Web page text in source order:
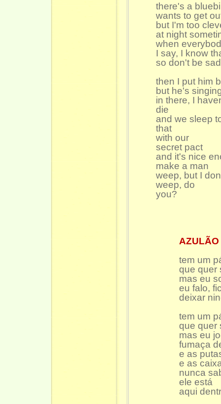
there's a
wants to get
but I'm too
at night
when
I say, I know
so don't be
then I put him
but he's
in there, I
die
and we sleep
that
with our
secret pact
and it's nice
make a man
weep, but I
weep, do
you?
AZULÃO
tem um
que quer
mas eu
eu falo,
deixar
tem um
que quer
mas eu
fumaça
e as
e as
nunca
ele está
aqui